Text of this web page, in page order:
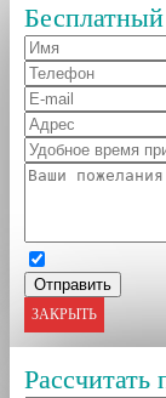
ЗАКРЫТЬ
Рассчитать